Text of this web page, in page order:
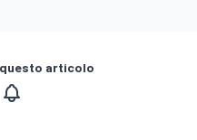
articolo